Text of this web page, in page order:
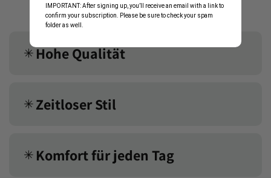
✳︎Hohe Qualität
✳︎Zeitloser Stil
✳︎ Komfort für jeden Tag
IMPORTANT: After signing up, you’ll receive an email with a link to
confirm your subscription. Please be sure to check your spam
folder as well.